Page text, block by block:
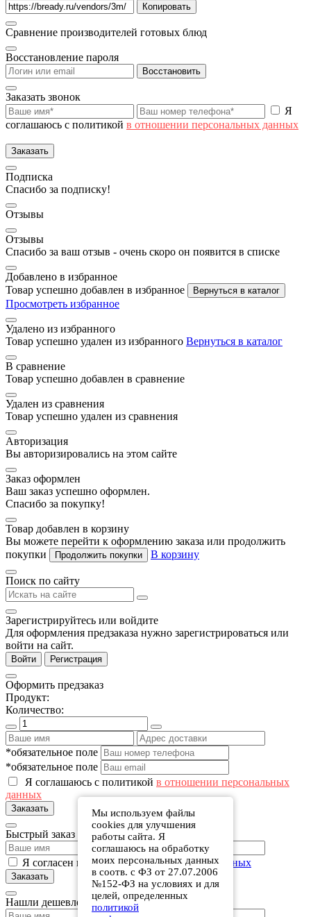
Копировать
Сравнение производителей готовых блюд
Восстановление пароля
Восстановить
Заказать звонок
Я
соглашаюсь с политикой в отношении персональных данных
Заказать
Подписка
Спасибо за подписку!
Отзывы
Отзывы
Спасибо за ваш отзыв - очень скоро он появится в списке
Добавлено в избранное
Товар успешно добавлен в избранное
Вернуться в каталог
Просмотреть избранное
Удалено из избранного
Товар успешно удален из избранного Вернуться в каталог
В сравнение
Товар успешно добавлен в сравнение
Удален из сравнения
Товар успешно удален из сравнения
Авторизация
Вы авторизировались на этом сайте
Заказ оформлен
Ваш заказ успешно оформлен.
Спасибо за покупку!
Товар добавлен в корзину
Вы можете перейти к оформлению заказа или продолжить
покупки
Продолжить покупки В корзину
Поиск по сайту
Зарегистрируйтесь или войдите
Для оформления предзаказа нужно зарегистрироваться или
войти на сайт.
Войти Регистрация
Оформить предзаказ
Продукт:
Количество:
*обязательное поле
*обязательное поле
Я соглашаюсь с политикой в отношении персональных
данных
Заказать
Быстрый заказ
Я согласен на обработку персональных данных
Заказать
Нашли дешевле?
Мы используем файлы
cookies для улучшения
работы сайта. Я
соглашаюсь на обработку
моих персональных данных
в соотв. с ФЗ от 27.07.2006
№152-ФЗ на условиях и для
целей, определенных
политикой